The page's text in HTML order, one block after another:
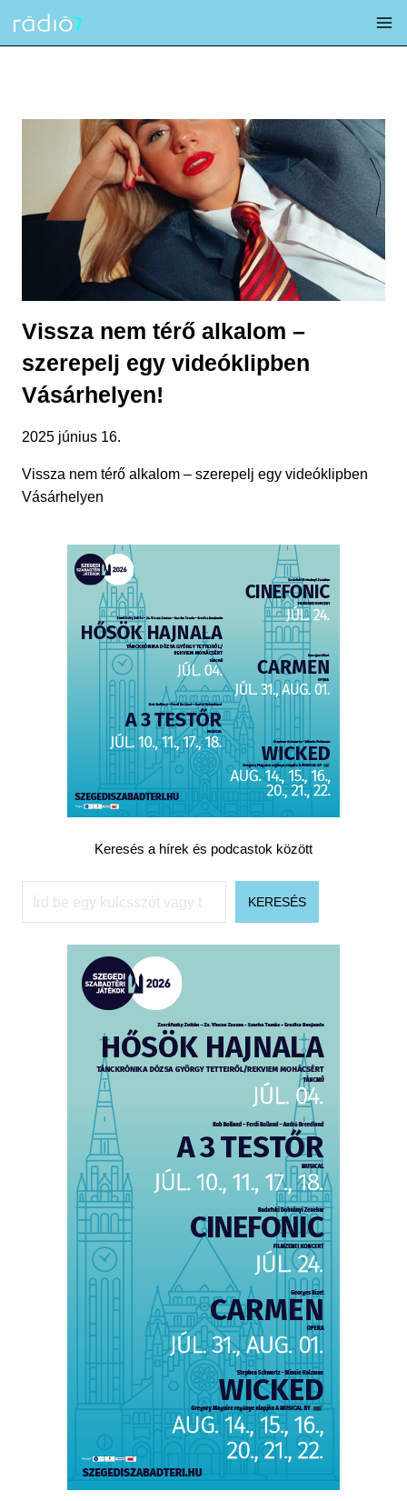
Vissza nem térő alkalom –
szerepelj egy videóklipben
Vásárhelyen!
2025 június 16.
Vissza nem térő alkalom – szerepelj egy videóklipben
Vásárhelyen
Keresés a hírek és podcastok között
Keresés
KERESÉS